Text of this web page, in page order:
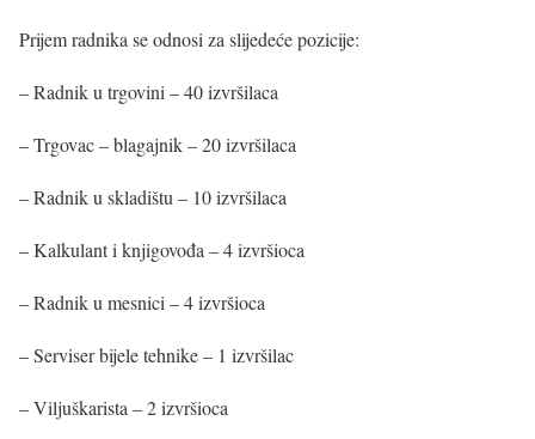
Prijem radnika se odnosi za slijedeće pozicije:
– Radnik u trgovini – 40 izvršilaca
– Trgovac – blagajnik – 20 izvršilaca
– Radnik u skladištu – 10 izvršilaca
– Kalkulant i knjigovođa – 4 izvršioca
– Radnik u mesnici – 4 izvršioca
– Serviser bijele tehnike – 1 izvršilac
– Viljuškarista – 2 izvršioca